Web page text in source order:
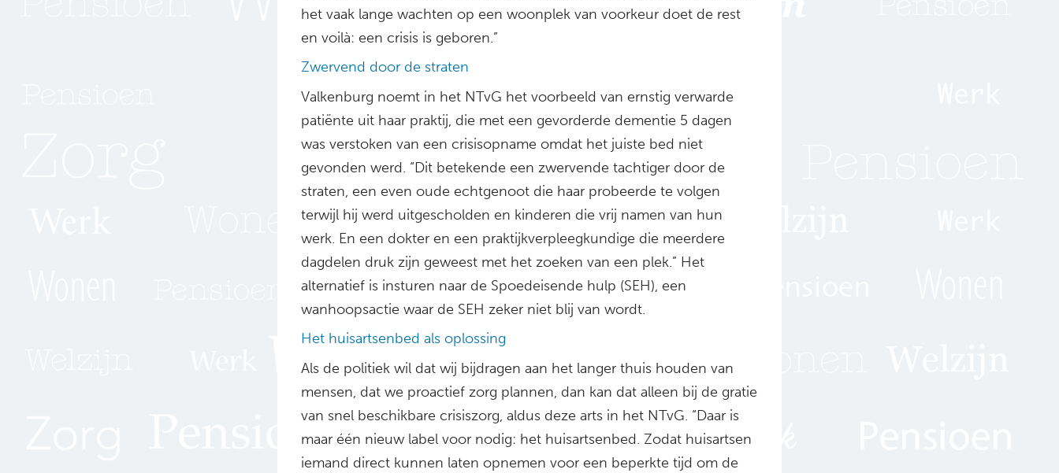
het vaak lange wachten op een woonplek van voorkeur doet de rest
en voilà: een crisis is geboren.”
Zwervend door de straten
Valkenburg noemt in het NTvG het voorbeeld van ernstig verwarde
patiënte uit haar praktij, die met een gevorderde dementie 5 dagen
was verstoken van een crisisopname omdat het juiste bed niet
gevonden werd. “Dit betekende een zwervende tachtiger door de
straten, een even oude echtgenoot die haar probeerde te volgen
terwijl hij werd uitgescholden en kinderen die vrij namen van hun
werk. En een dokter en een praktijkverpleegkundige die meerdere
dagdelen druk zijn geweest met het zoeken van een plek.” Het
alternatief is insturen naar de Spoedeisende hulp (SEH), een
wanhoopsactie waar de SEH zeker niet blij van wordt.
Het huisartsenbed als oplossing
Als de politiek wil dat wij bijdragen aan het langer thuis houden van
mensen, dat we proactief zorg plannen, dan kan dat alleen bij de gratie
van snel beschikbare crisiszorg, aldus deze arts in het NTvG. “Daar is
maar één nieuw label voor nodig: het huisartsenbed. Zodat huisartsen
iemand direct kunnen laten opnemen voor een beperkte tijd om de